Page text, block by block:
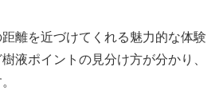
離を近づけてくれる魅力的な体験
液ポイントの見分け方が分かり、